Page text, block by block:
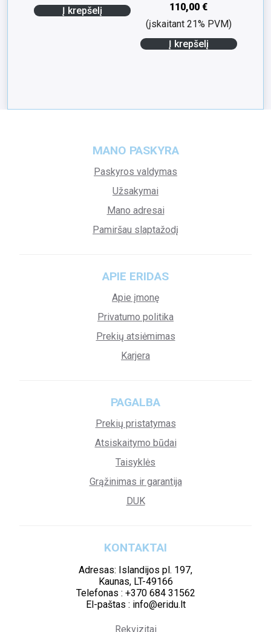
Į krepšelį
110,00€
(įskaitant 21% PVM)
Į krepšelį
MANO PASKYRA
Paskyros valdymas
Užsakymai
Mano adresai
Pamiršau slaptažodį
APIE ERIDAS
Apie įmonę
Privatumo politika
Prekių atsiėmimas
Karjera
PAGALBA
Prekių pristatymas
Atsiskaitymo būdai
Taisyklės
Grąžinimas ir garantija
DUK
KONTAKTAI
Adresas: Islandijos pl. 197,
Kaunas, LT-49166
Telefonas : +370 684 31562
El-paštas : info@eridu.lt
Rekvizitai